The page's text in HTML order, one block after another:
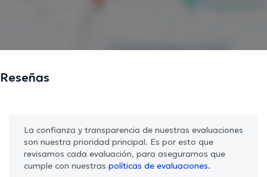
Reseñas
La confianza y transparencia de nuestras evaluaciones
son nuestra prioridad principal. Es por esto que
revisamos cada evaluación, para asegurarnos que
cumple con nuestras políticas de evaluaciones.